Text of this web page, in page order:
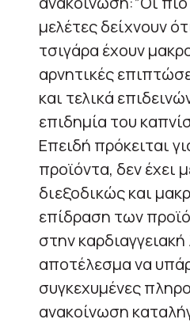
μελέτες δείχνουν
τσιγάρα έχουν
αρνητικές
και τελικά
επιδημία του
Επειδή πρόκειται
προϊόντα, δεν έχει
διεξοδικώς και
επίδραση των
στην καρδιαγγειακή
αποτέλεσμα να
συγκεχυμένες
ανακοίνωση